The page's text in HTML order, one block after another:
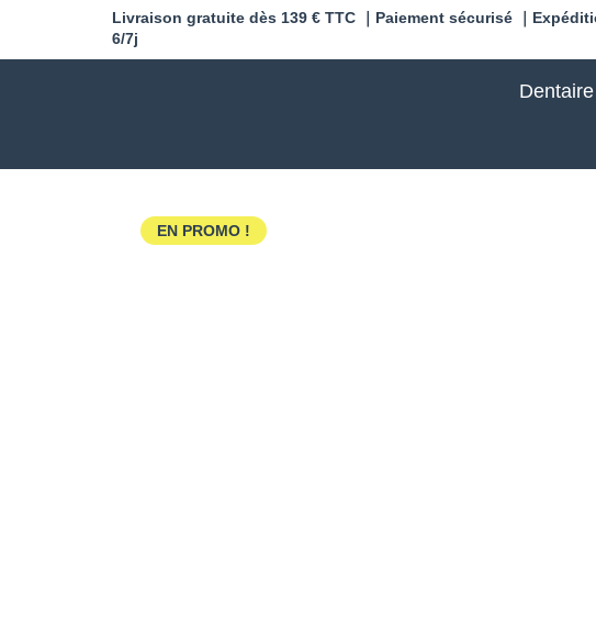
Livraison gratuite dès 139 € TTC ｜Paiement sécurisé ｜
6/7j
Dentaire
EN PROMO !